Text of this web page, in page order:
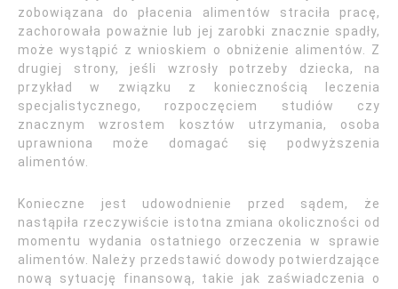
zobowiązana do płacenia alimentów straciła pracę,
zachorowała poważnie lub jej zarobki znacznie spadły,
może wystąpić z wnioskiem o obniżenie alimentów. Z
drugiej strony, jeśli wzrosły potrzeby dziecka, na
przykład w związku z koniecznością leczenia
specjalistycznego, rozpoczęciem studiów czy
znacznym wzrostem kosztów utrzymania, osoba
uprawniona może domagać się podwyższenia
alimentów.
Konieczne jest udowodnienie przed sądem, że
nastąpiła rzeczywiście istotna zmiana okoliczności od
momentu wydania ostatniego orzeczenia w sprawie
alimentów. Należy przedstawić dowody potwierdzające
nową sytuację finansową, takie jak zaświadczenia o